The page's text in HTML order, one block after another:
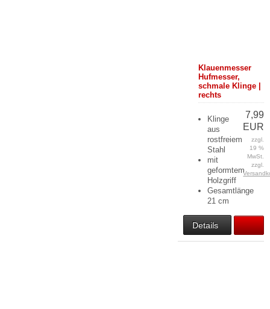
Klauenmesser
Hufmesser,
schmale Klinge |
rechts
Klinge
aus
rostfreiem
Stahl
mit
geformtem
Holzgriff
Gesamtlänge
21 cm
7,99
EUR
zzgl.
19 %
MwSt.
zzgl.
Details